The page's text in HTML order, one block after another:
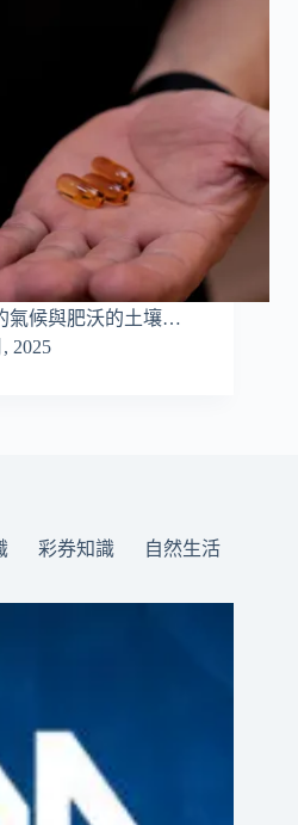
氣候與肥沃的土壤…
2025
彩券知識 自然生活